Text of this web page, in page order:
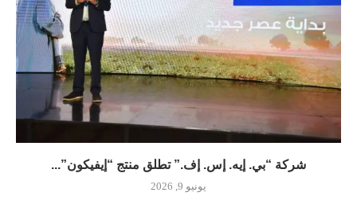
شركة “بي. إيه. إس. إف.” تطلق منتج “إيفيكون”...
يونيو 9, 2026